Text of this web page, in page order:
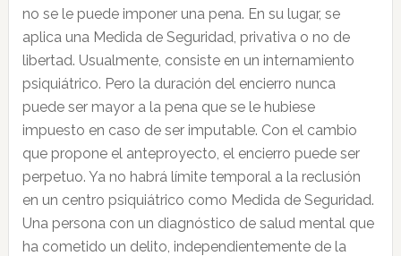
no se le puede imponer una pena. En su lugar, se
aplica una Medida de Seguridad, privativa o no de
libertad. Usualmente, consiste en un internamiento
psiquiátrico. Pero la duración del encierro nunca
puede ser mayor a la pena que se le hubiese
impuesto en caso de ser imputable. Con el cambio
que propone el anteproyecto, el encierro puede ser
perpetuo. Ya no habrá límite temporal a la reclusión
en un centro psiquiátrico como Medida de Seguridad.
Una persona con un diagnóstico de salud mental que
ha cometido un delito, independientemente de la